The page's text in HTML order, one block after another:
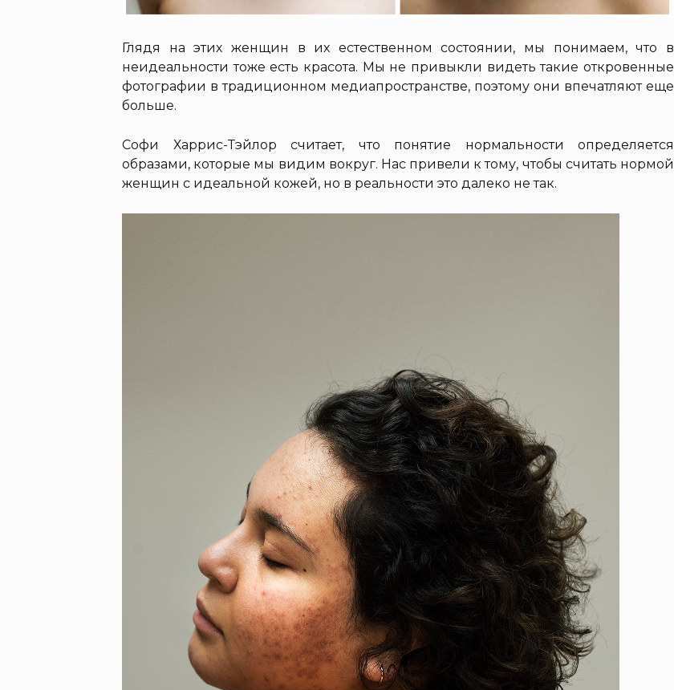
Глядя на этих женщин в их естественном состоянии, мы понимаем, что в
неидеальности тоже есть красота. Мы не привыкли видеть такие откровенные
фотографии в традиционном медиапространстве, поэтому они впечатляют еще
больше.
Софи Харрис-Тэйлор считает, что понятие нормальности определяется
образами, которые мы видим вокруг. Нас привели к тому, чтобы считать нормой
женщин с идеальной кожей, но в реальности это далеко не так.